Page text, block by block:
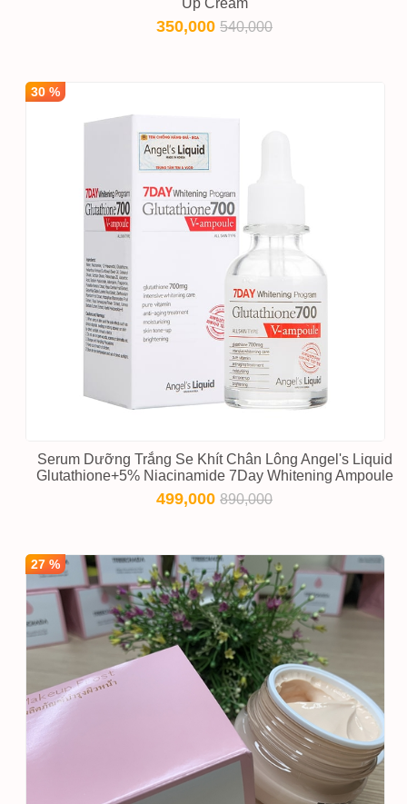
Up Cream
350,000540,000
30 %
Serum Dưỡng Trắng Se Khít Chân Lông Angel's Liquid
Glutathione+5% Niacinamide 7Day Whitening Ampoule
499,000890,000
27 %